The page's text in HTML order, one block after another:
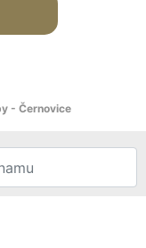
- Černovice